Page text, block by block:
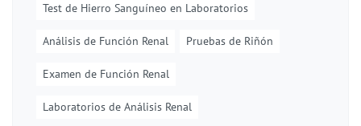
Test de Hierro Sanguíneo en Laboratorios
Análisis de Función Renal Pruebas de Riñón
Examen de Función Renal
Laboratorios de Análisis Renal